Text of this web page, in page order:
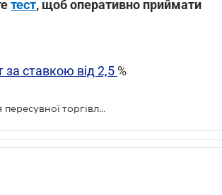
тест, щоб оперативно приймати
за ставкою від 2,5 %
Київрада скасувала сплату пайової участі для пересувної торгівлі і літніх майданчиків кафе